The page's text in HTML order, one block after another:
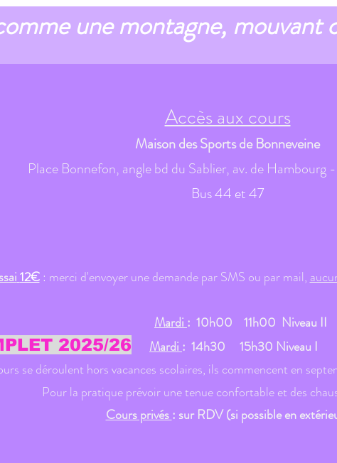
une montagne, mouvant
Accès aux cours
Maison des Sports de Bonneveine
Place Bonnefon, angle bd du Sablier, av. de
Bus 44 et 47
12€ : merci d'envoyer une demande par SMS ou par mail,
Mardi : 10h00 11h00 Niveau II
2025/26 Mardi : 14h30 15h30 Niveau I
se déroulent hors vacances scolaires, ils commencent en
Pour la pratique prévoir une tenue confortable et des
Cours privés: sur RDV (si possible en